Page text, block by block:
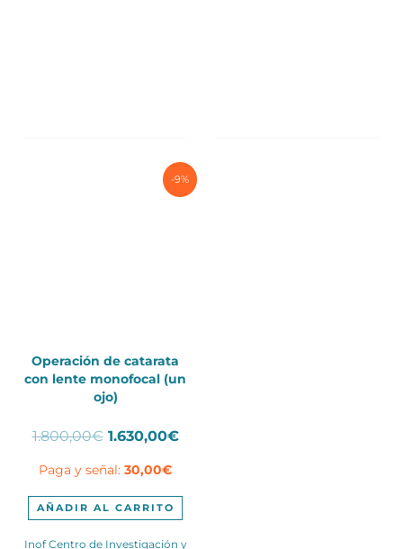
-9%
Operación de catarata
con lente monofocal (un
ojo)
1.800,00€ El
original
era:
1.800,00€.
1.630,00€El
es:
Paga y señal: 30,00€
AÑADIR AL CARRITO
Inof Centro de Investigación y